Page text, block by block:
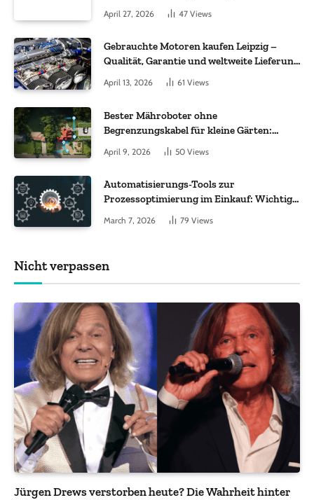
Molekül + Metall“
April 27, 2026 47 Views
Gebrauchte Motoren kaufen Leipzig –
Qualität, Garantie und weltweite Lieferung
April 13, 2026 61 Views
Bester Mähroboter ohne
Begrenzungskabel für kleine Gärten:
Worauf es bei 200 bis 500 m² wirklich
ankommt
April 9, 2026 50 Views
Automatisierungs-Tools zur
Prozessoptimierung im Einkauf: Wichtige
Funktionen, auf die Sie achten sollten
March 7, 2026 79 Views
Nicht verpassen
Jürgen Drews verstorben heute? Die Wahrheit hinter